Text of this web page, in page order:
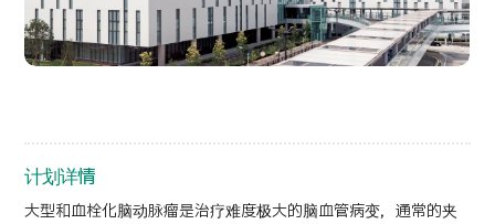
搜索美容医疗
内容精选
面向医疗机构
计划详情
大型和血栓化脑动脉瘤是治疗难度极大的脑血管病变，通常的夹